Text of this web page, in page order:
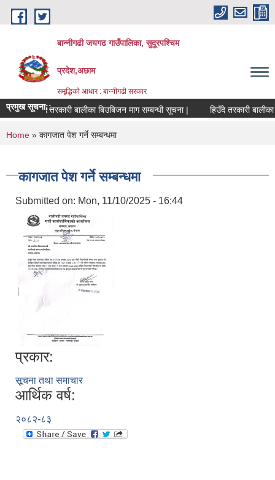
Skip to main content
बान्नीगढी जयगढ गाउँपालिका, सुदूरपश्चिम
प्रदेश,अछाम
समृद्धिको आधार : बान्नीगढी सरकार
प्रमुख सूचना::हिउँदे तरकारी बालीका बिउबिजन माग सम्बन्धी सूचना | हिउँदे तरकारी
You are here
Home » कागजात पेश गर्ने सम्बन्धमा
कागजात पेश गर्ने सम्बन्धमा
Submitted on: Mon, 11/10/2025 - 16:44
प्रकार:
सूचना तथा समाचार
आर्थिक वर्ष:
२०८२-८३